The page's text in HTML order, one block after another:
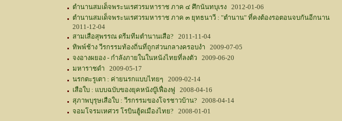
ตำนานสมเด็จพระนเรศวรมหาราช ภาค ๔ ศึกนันทบุเรง 2012-01-06
ตำนานสมเด็จพระนเรศวรมหาราช ภาค ๓ ยุทธนาวี : "ตำนาน" ที่คงต้องรอตอนจบกันอีกนาน
2011-12-04
สามเสือสุพรรณ ดรีมทีมตำนานเสือ? 2011-11-04
ทิพพ์ช้าง วีรกรรมท้องถิ่นที่ถูกส่วนกลางครอบงำ 2009-07-05
จงอางผยอง - กำลังภายในในหนังไทยที่ลงตัว 2009-06-20
มหาราชดำ 2009-05-17
นรกตะรูเตา : ค่ายนรกแบบไทยๆ 2009-02-14
เสือใบ : แบบฉบับของยุคหนังบู๊เฟื่องฟู 2008-04-16
สุภาพบุรุษเสือใบ : วีรกรรมของโจรชาวบ้าน? 2008-04-14
จอมโจรมเหศวร โรบินฮู้ดเมืองไทย? 2008-01-01